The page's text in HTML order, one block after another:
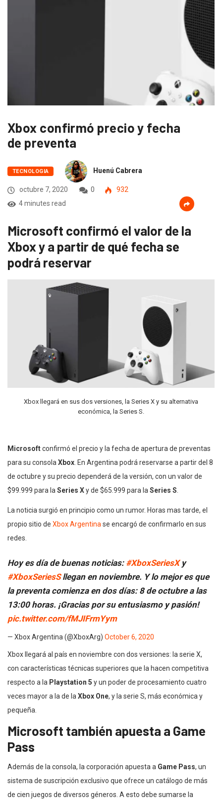
Xbox confirmó precio y fecha
de preventa
TECNOLOGIA Huenú Cabrera
octubre 7, 2020 0
932
4 minutes read
Microsoft confirmó el valor de la
Xbox y a partir de qué fecha se
podrá reservar
Xbox llegará en sus dos versiones, la Series X y su alternativa
económica, la Series S.
Microsoftconfirmó el precio y la fecha de apertura de preventas
para su consola Xbox . En Argentina podrá reservarse a partir del 8
de octubre y su precio dependerá de la versión, con un valor de
$99.999 para la Series Xy de $65.999 para la Series S
La noticia surgió en principio como un rumor. Horas mas tarde, el
propio sitio de Xbox Argentina se encargó de confirmarlo en sus
redes.
Hoy es día de buenas noticias: #XboxSeriesXy
#XboxSeriesSllegan en noviembre. Y lo mejor es que
la preventa comienza en dos días: 8 de octubre a las
13:00 horas. ¡Gracias por su entusiasmo y pasión!
pic.twitter.com/fMJIFrmYym
— Xbox Argentina (@XboxArg) October 6, 2020
Xbox llegará al país en noviembre con dos versiones: la serie X,
con características técnicas superiores que la hacen competitiva
respecto a la Playstation 5 y un poder de procesamiento cuatro
veces mayor a la de la Xbox One, y la serie S, más económica y
pequeña.
Microsoft también apuesta a Game
Pass
Además de la consola, la corporación apuesta a Game Pass, un
sistema de suscripción exclusivo que ofrece un catálogo de más
de cien juegos de diversos géneros. A esto debe sumarse la